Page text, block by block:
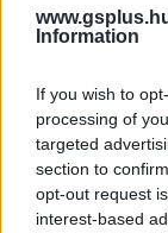
Information
If you wish to
processing of
targeted
section to
opt-out request
interest-based
#marvel